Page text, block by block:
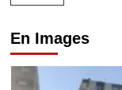
En Images